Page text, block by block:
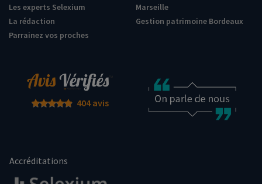
Les experts Selexium
La rédaction
Parrainez vos proches
Marseille
Gestion patrimoine Bordeaux
404 avis
Accréditations